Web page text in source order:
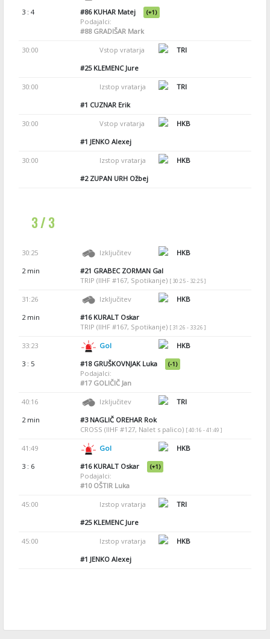
3 : 4 #86KUHAR Matej (+1)
Podajalci:
#88GRADIŠAR Mark
30:00 Vstop vratarja
TRI
#25KLEMENC Jure
30:00 Izstop vratarja
TRI
#1 CUZNAR Erik
30:00 Vstop vratarja
HKB
#1 JENKO Alexej
30:00 Izstop vratarja
HKB
#2ZUPAN URH Ožbej
3 / 3
30:25 Izključitev
HKB
2 min
#21 GRABEC ZORMAN Gal
TRIP (IIHF #167, Spotikanje) [ 30:25 - 32:25 ]
31:26 Izključitev
HKB
2 min
#16KURALT Oskar
TRIP (IIHF #167, Spotikanje) [ 31:26 - 33:26 ]
33:23 Gol
HKB
3 : 5
#18GRUŠKOVNJAK Luka (-1)
Podajalci:
#17GOLIČIČ Jan
40:16 Izključitev
TRI
2 min
#3NAGLIČ OREHAR Rok
CROSS (IIHF #127, Nalet s palico) [ 40:16 - 41:49 ]
41:49 Gol
HKB
3 : 6
#16KURALT Oskar (+1)
Podajalci:
#10OŠTIR Luka
45:00 Izstop vratarja
TRI
#25KLEMENC Jure
45:00 Izstop vratarja
HKB
#1 JENKO Alexej